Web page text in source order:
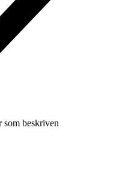
som beskriven